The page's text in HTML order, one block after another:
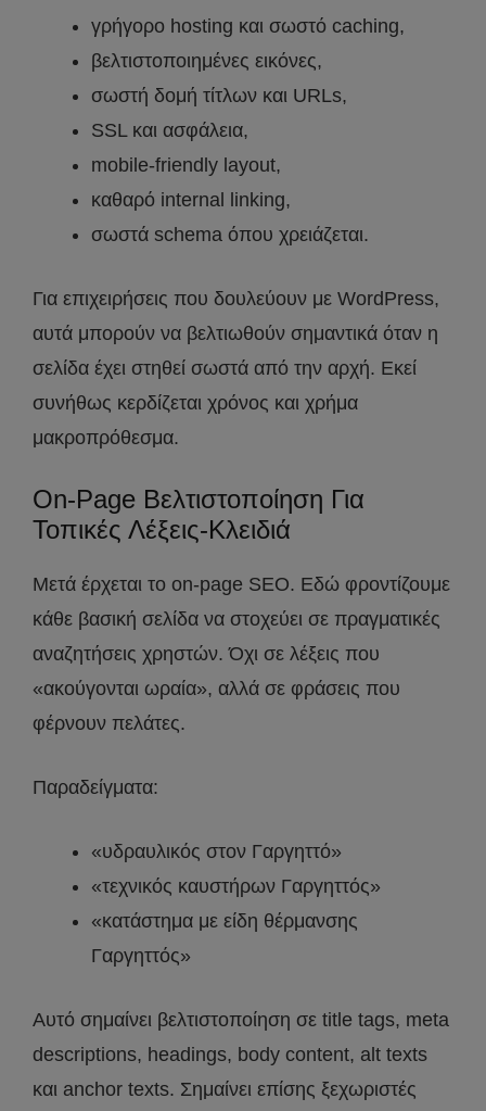
γρήγορο hosting και σωστό caching,
βελτιστοποιημένες εικόνες,
σωστή δομή τίτλων και URLs,
SSL και ασφάλεια,
mobile-friendly layout,
καθαρό internal linking,
σωστά schema όπου χρειάζεται.
Για επιχειρήσεις που δουλεύουν με WordPress,
αυτά μπορούν να βελτιωθούν σημαντικά όταν η
σελίδα έχει στηθεί σωστά από την αρχή. Εκεί
συνήθως κερδίζεται χρόνος και χρήμα
μακροπρόθεσμα.
On-Page Βελτιστοποίηση Για
Τοπικές Λέξεις-Κλειδιά
Μετά έρχεται το on-page SEO. Εδώ φροντίζουμε
κάθε βασική σελίδα να στοχεύει σε πραγματικές
αναζητήσεις χρηστών. Όχι σε λέξεις που
«ακούγονται ωραία», αλλά σε φράσεις που
φέρνουν πελάτες.
Παραδείγματα:
«υδραυλικός στον Γαργηττό»
«τεχνικός καυστήρων Γαργηττός»
«κατάστημα με είδη θέρμανσης
Γαργηττός»
Αυτό σημαίνει βελτιστοποίηση σε title tags, meta
descriptions, headings, body content, alt texts
και anchor texts. Σημαίνει επίσης ξεχωριστές